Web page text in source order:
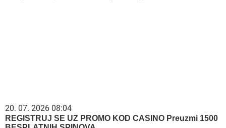
20. 07. 2026 08:04
REGISTRUJ SE UZ PROMO KOD CASINO Preuzmi 1500